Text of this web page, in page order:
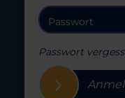
Passwort